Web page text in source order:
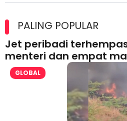
lesen separuh pertama 2026
PALING POPULAR
Jet peribadi
menteri dan empat
GLOBAL